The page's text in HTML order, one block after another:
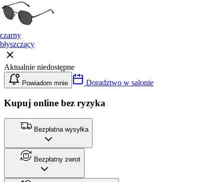
czarny
błyszczący
Aktualnie niedostępne
Powiadom mnie Doradztwo w salonie
Kupuj online bez ryzyka
Bezpłatna wysyłka
Bezpłatny zwrot